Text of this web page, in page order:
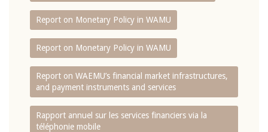
Report on Monetary Policy in WAMU
Report on Monetary Policy in WAMU
Report on WAEMU’s financial market infrastructures,
and payment instruments and services
Rapport annuel sur les services financiers via la
téléphonie mobile